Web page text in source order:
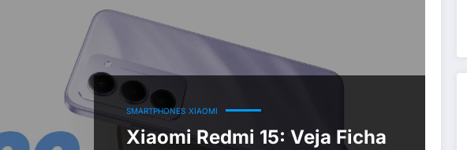
SMARTPHONES XIAOMI
Xiaomi Redmi 15: Veja Ficha